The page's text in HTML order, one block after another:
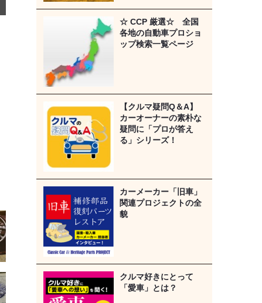
☆ CCP 厳選☆ 全国
各地の自動車プロショ
ップ検索一覧ページ
【クルマ疑問Q＆A】
カーオーナーの素朴な
疑問に「プロが答え
る」シリーズ！
カーメーカー「旧車」
関連プロジェクトの全
貌
クルマ好きにとって
「愛車」とは？